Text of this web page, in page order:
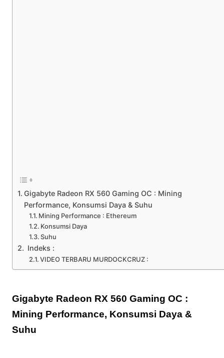
Gigabyte Radeon RX 560 Gaming OC : Mining
Performance, Konsumsi Daya & Suhu
Mining Performance : Ethereum
Konsumsi Daya
Suhu
Indeks :
VIDEO TERBARU MURDOCKCRUZ :
Gigabyte Radeon RX 560 Gaming OC :
Mining Performance, Konsumsi Daya &
Suhu